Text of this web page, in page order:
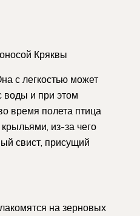
Кряквы
с легкостью может
воды и при этом
время полета птица
из-за чего
свист, присущий
на зерновых